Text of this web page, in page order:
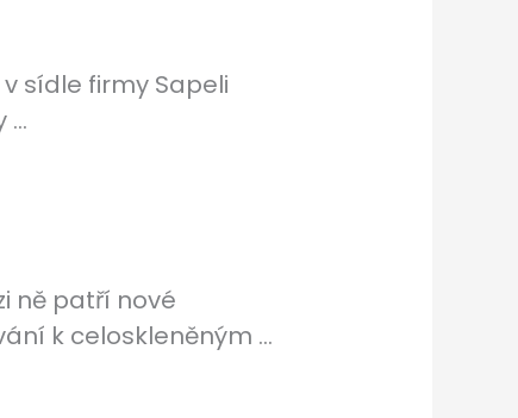
sídle firmy Sapeli
ně patří nové
k celoskleněným ...